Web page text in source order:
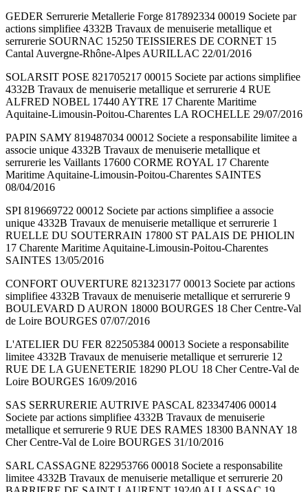
GEDER Serrurerie Metallerie Forge 817892334 00019 Societe par
actions simplifiee 4332B Travaux de menuiserie metallique et
serrurerie SOURNAC 15250 TEISSIERES DE CORNET 15
Cantal Auvergne-Rhône-Alpes AURILLAC 22/01/2016
SOLARSIT POSE 821705217 00015 Societe par actions simplifiee
4332B Travaux de menuiserie metallique et serrurerie 4 RUE
ALFRED NOBEL 17440 AYTRE 17 Charente Maritime
Aquitaine-Limousin-Poitou-Charentes LA ROCHELLE 29/07/2016
PAPIN SAMY 819487034 00012 Societe a responsabilite limitee a
associe unique 4332B Travaux de menuiserie metallique et
serrurerie les Vaillants 17600 CORME ROYAL 17 Charente
Maritime Aquitaine-Limousin-Poitou-Charentes SAINTES
08/04/2016
SPI 819669722 00012 Societe par actions simplifiee a associe
unique 4332B Travaux de menuiserie metallique et serrurerie 1
RUELLE DU SOUTERRAIN 17800 ST PALAIS DE PHIOLIN
17 Charente Maritime Aquitaine-Limousin-Poitou-Charentes
SAINTES 13/05/2016
CONFORT OUVERTURE 821323177 00013 Societe par actions
simplifiee 4332B Travaux de menuiserie metallique et serrurerie 9
BOULEVARD D AURON 18000 BOURGES 18 Cher Centre-Val
de Loire BOURGES 07/07/2016
L'ATELIER DU FER 822505384 00013 Societe a responsabilite
limitee 4332B Travaux de menuiserie metallique et serrurerie 12
RUE DE LA GUENETERIE 18290 PLOU 18 Cher Centre-Val de
Loire BOURGES 16/09/2016
SAS SERRURERIE AUTRIVE PASCAL 823347406 00014
Societe par actions simplifiee 4332B Travaux de menuiserie
metallique et serrurerie 9 RUE DES RAMES 18300 BANNAY 18
Cher Centre-Val de Loire BOURGES 31/10/2016
SARL CASSAGNE 822953766 00018 Societe a responsabilite
limitee 4332B Travaux de menuiserie metallique et serrurerie 20